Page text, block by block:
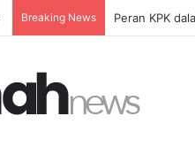
Breaking News Pola Makan